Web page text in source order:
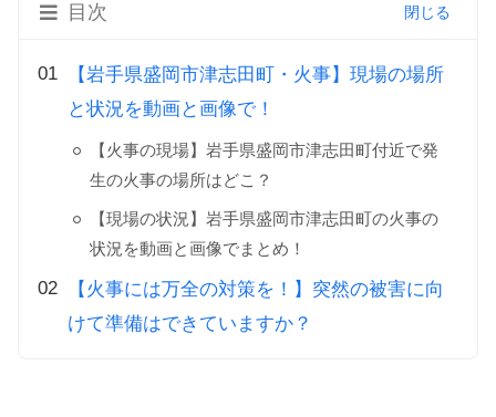
目次
【岩手県盛岡市津志田町・火事】現場の場所
と状況を動画と画像で！
【火事の現場】岩手県盛岡市津志田町付近で発
生の火事の場所はどこ？
【現場の状況】岩手県盛岡市津志田町の火事の
状況を動画と画像でまとめ！
【火事には万全の対策を！】突然の被害に向
けて準備はできていますか？